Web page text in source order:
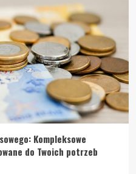
Kompleksowe
do Twoich potrzeb